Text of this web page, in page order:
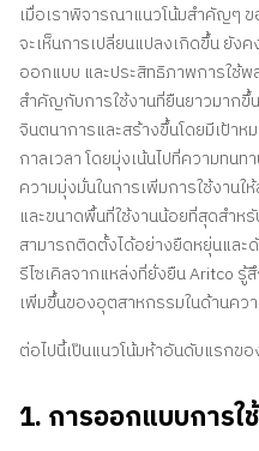
คําถามที่พบบ่อย
เมื่อเราพิจารณาแนวโน้มสำคัญๆ
จะเห็นการเปลี่ยนแปลงเกิดขึ้น ยั
ออกแบบ และประสิทธิภาพการใช้พ
สำคัญกับการใช้งานที่ยืนยาวมากขึ้
จินตนาการและสร้างขึ้นโดยมีเป้า
กาลเวลา โดยมุ่งเน้นไปที่ความทน
ความมุ่งมั่นในการเพิ่มการใช้งาน
และขนาดพื้นที่ใช้งานน้อยที่สุดสำห
สามารถติดตั้งได้อย่างยืดหยุ่นและ
รีไซเคิลจากแหล่งที่ยั่งยืน Aritco รู้
เพิ่มขึ้นของอุตสาหกรรมในด้านคว
ต่อไปนี้เป็นแนวโน้มห้าอันดับแรกข
1. การออกแบบการใ